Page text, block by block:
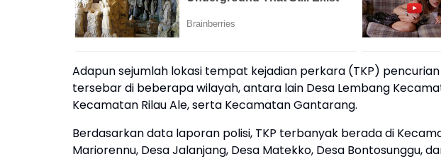
Adapun sejumlah lokasi tempat kejadian perkara (TKP)
tersebar di beberapa wilayah, antara lain Desa Lembang
Kecamatan Rilau Ale, serta Kecamatan Gantarang.
Berdasarkan data laporan polisi, TKP terbanyak berada di
Mariorennu, Desa Jalanjang, Desa Matekko, Desa Bontosunggu,